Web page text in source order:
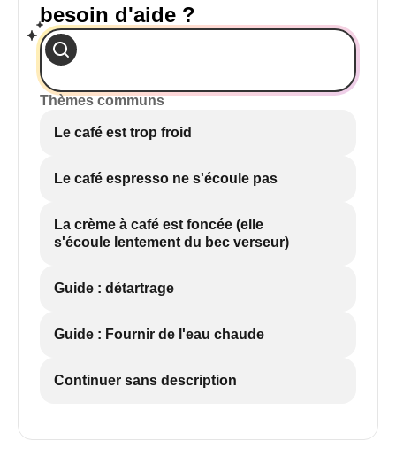
besoin d'aide ?
Thèmes communs
Le café est trop froid
Le café espresso ne s'écoule pas
La crème à café est foncée (elle
s'écoule lentement du bec verseur)
Guide : détartrage
Guide : Fournir de l'eau chaude
Continuer sans description